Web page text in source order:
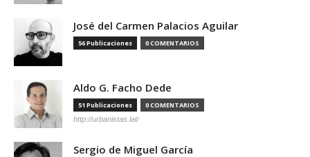
José del Carmen Palacios Aguilar
56 Publicaciones 0 COMENTARIOS
Aldo G. Facho Dede
51 Publicaciones 0 COMENTARIOS
http://urbanistas.lat/
Sergio de Miguel García